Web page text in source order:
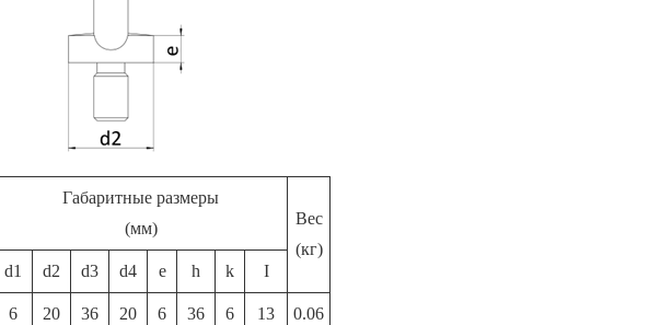
Габаритные размеры
(мм)
Вес
(кг)
d1
d2 d3 d4 e h k I
6 20 36 20 6 36 6 13 0.06